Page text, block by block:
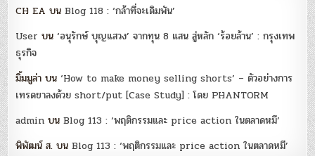
CH EA บนBlog 118 : ‘กล้าที่จะเดิมพัน’
User บน‘อนุรักษ์ บุญแสวง’ จากทุน 8 แสน สู่หลัก ‘ร้อยล้าน’ : กรุงเทพ
ธุรกิจ
มิ้มมูล่า บน‘How to make money selling shorts’ – ตัวอย่างการ
เทรดขาลงด้วย short/put [Case Study] : โดย PHANTORM
admin บนBlog 113 : ‘พฤติกรรมและ price action ในตลาดหมี’
พิพัฒน์ ส. บนBlog 113 : ‘พฤติกรรมและ price action ในตลาดหมี’